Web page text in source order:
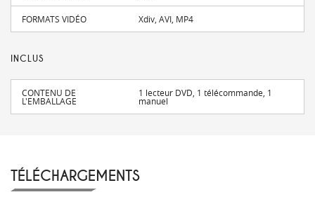
FORMATS VIDÉO Xdiv, AVI, MP4
INCLUS
CONTENU DE
L'EMBALLAGE
1 lecteur DVD, 1 télécommande, 1
manuel
TÉLÉCHARGEMENTS